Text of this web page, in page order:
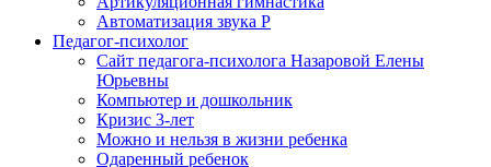
Автоматизация звука Р
Педагог-психолог
Сайт педагога-психолога Назаровой Елены
Юрьевны
Компьютер и дошкольник
Кризис 3-лет
Можно и нельзя в жизни ребенка
Одаренный ребенок